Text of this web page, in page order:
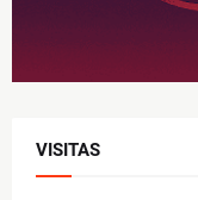
VISITAS